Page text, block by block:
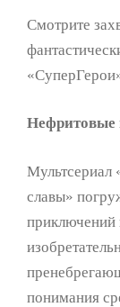
Смотрите
Нефритовые
Мультсериал
славы»
понимания